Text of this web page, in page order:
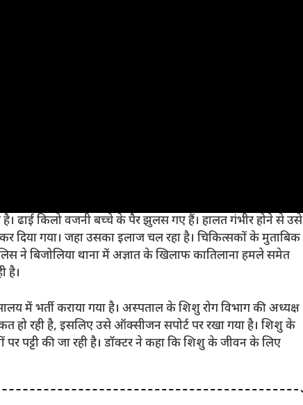
ढाई किलो वजनी बच्चे के पैर झुलस गए हैं। हालत गंभीर होने से उसे
दिया गया। जहा उसका इलाज चल रहा है। चिकित्सकों के मुताबिक
ने बिजोलिया थाना में अज्ञात के खिलाफ कातिलाना हमले समेत
है।
में भर्ती कराया गया है। अस्पताल के शिशु रोग विभाग की अध्यक्ष
हो रही है, इसलिए उसे ऑक्सीजन सपोर्ट पर रखा गया है। शिशु के
पर पट्टी की जा रही है। डॉक्टर ने कहा कि शिशु के जीवन के लिए